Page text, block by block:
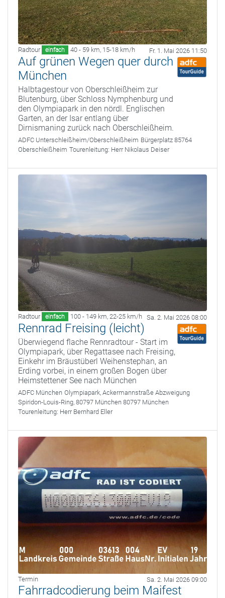
Radtour einfach 40 - 59 km, 15-18 km/h Fr. 1. Mai 2026 11:50
Auf grünen Wegen quer durch
München
Halbtagestour von Oberschleißheim zur
Blutenburg, über Schloss Nymphenburg und
den Olympiapark in den nördl. Englischen
Garten, an der Isar entlang über
Dirnismaning zurück nach Oberschleißheim.
ADFC Unterschleißheim/Oberschleißheim Bürgerplatz 85764
Oberschleißheim Tourenleitung: Herr Nikolaus Deiser
Radtour einfach 100 - 149 km, 22-25 km/h Sa. 2. Mai 2026 08:00
Rennrad Freising (leicht)
Überwiegend flache Rennradtour - Start im
Olympiapark, über Regattasee nach Freising,
Einkehr im Bräustüberl Weihenstephan, an
Erding vorbei, in einem großen Bogen über
Heimstettener See nach München
ADFC München Olympiapark, Ackermannstraße Abzweigung
Spiridon-Louis-Ring, 80797 München 80797 München
Tourenleitung: Herr Bernhard Eller
Termin Sa. 2. Mai 2026 09:00
Fahrradcodierung beim Maifest